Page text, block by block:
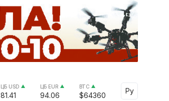
ЦБ USD
81.41
ЦБ EUR
94.06
BTC
$64360
Ру
Select